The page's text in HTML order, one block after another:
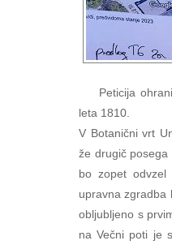
Peticija
leta 1810.
V Botanični vrt
že drugič posega
bo zopet
upravna zgradba
obljubljeno s
na Večni poti je